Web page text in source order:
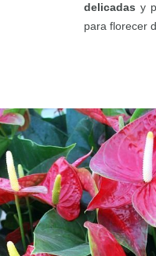
delicadas y
para florecer